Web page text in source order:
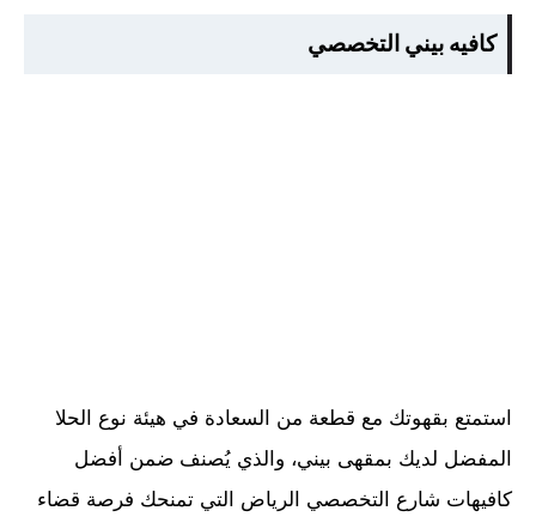
كافيه بيني التخصصي
استمتع بقهوتك مع قطعة من السعادة في هيئة نوع الحلا
المفضل لديك بمقهى بيني، والذي يُصنف ضمن أفضل
كافيهات شارع التخصصي الرياض التي تمنحك فرصة قضاء